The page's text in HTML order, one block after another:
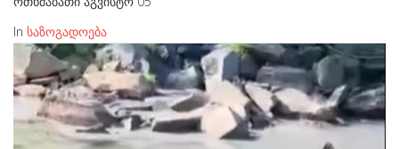
In საზოგადოება